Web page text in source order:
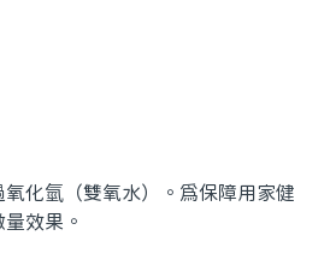
化氫（雙氧水）。為保障用家健
效果。